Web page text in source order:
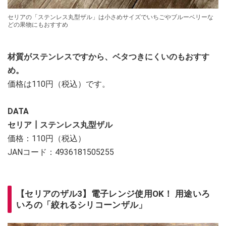
セリアの「ステンレス丸型ザル」は小さめサイズでいちごやブルーベリーな
どの果物にもおすすめ
材質がステンレスですから、ベタつきにくいのもおすす
め。
価格は110円（税込）です。
DATA
セリア┃ステンレス丸型ザル
価格：110円（税込）
JANコード：4936181505255
【セリアのザル3】電子レンジ使用OK！ 用途いろ
いろの「絞れるシリコーンザル」